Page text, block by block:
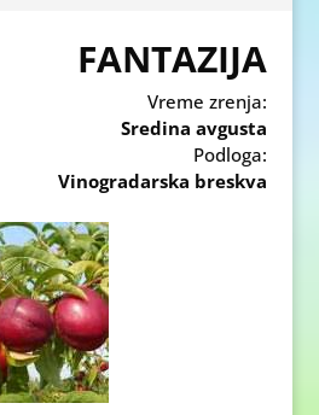
FANTAZIJA
Vreme zrenja:
Sredina avgusta
Podloga:
Vinogradarska breskva